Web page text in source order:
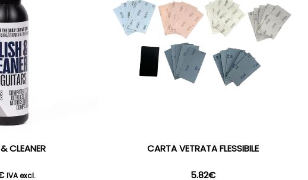
CLEANER
IVA excl.
CARTA VETRATA FLESSIBILE
5.82€